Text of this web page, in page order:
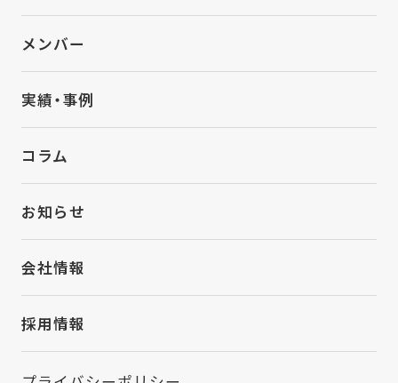
メンバー
実績・事例
コラム
お知らせ
会社情報
採用情報